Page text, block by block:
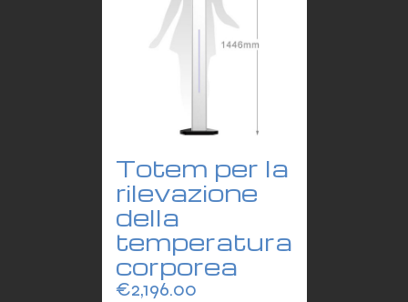
Totem per la
rilevazione
della
temperatura
corporea
€2,196.00